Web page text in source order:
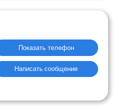
Показать телефон
Написать сообщение